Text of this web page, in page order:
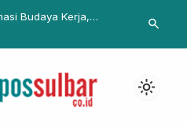
Budaya Kerja,
WFH-WFO ASN:
Tingkatkan
Penguatan
search
light_mode